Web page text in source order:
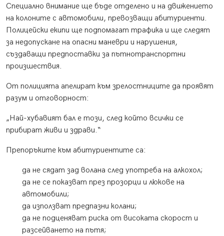
Специално внимание ще бъде отделено и на движението
на колоните с автомобили, превозващи абитуриенти.
Полицейски екипи ще подпомагат трафика и ще следят
за недопускане на опасни маневри и нарушения,
създаващи предпоставки за пътнотранспортни
произшествия.
От полицията апелират към зрелостниците да проявят
разум и отговорност:
„Най-хубавият бал е този, след който всички се
прибират живи и здрави.“
Препоръките към абитуриентите са:
да не сядат зад волана след употреба на алкохол;
да не се показват през прозорци и люкове на
автомобили;
да използват предпазни колани;
да не подценяват риска от високата скорост и
разсейването на пътя;